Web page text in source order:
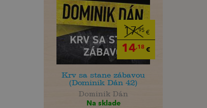
17,95€
14,18€
Krv sa stane zábavou
(Dominik Dán 42)
Dominik Dán
Na sklade